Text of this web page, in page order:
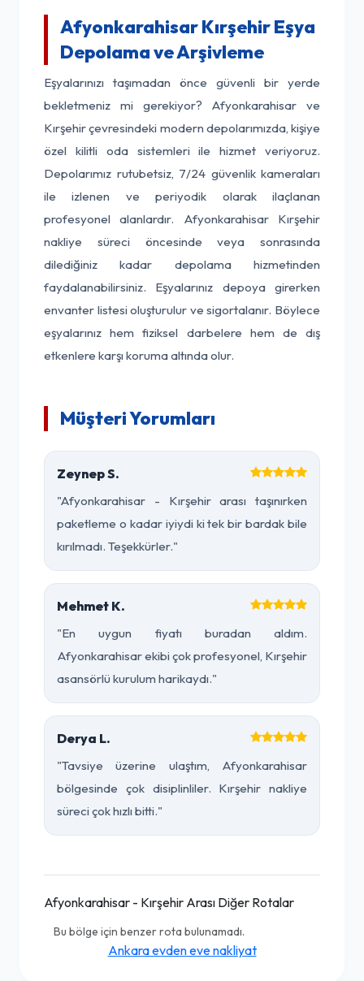
Afyonkarahisar Kırşehir Eşya
Depolama ve Arşivleme
Eşyalarınızı taşımadan önce güvenli bir yerde
bekletmeniz mi gerekiyor? Afyonkarahisar ve
Kırşehir çevresindeki modern depolarımızda, kişiye
özel kilitli oda sistemleri ile hizmet veriyoruz.
Depolarımız rutubetsiz, 7/24 güvenlik kameraları
ile izlenen ve periyodik olarak ilaçlanan
profesyonel alanlardır. Afyonkarahisar Kırşehir
nakliye süreci öncesinde veya sonrasında
dilediğiniz kadar depolama hizmetinden
faydalanabilirsiniz. Eşyalarınız depoya girerken
envanter listesi oluşturulur ve sigortalanır. Böylece
eşyalarınız hem fiziksel darbelere hem de dış
etkenlere karşı koruma altında olur.
Müşteri Yorumları
Zeynep S.
"Afyonkarahisar - Kırşehir arası taşınırken
paketleme o kadar iyiydi ki tek bir bardak bile
kırılmadı. Teşekkürler."
Mehmet K.
"En uygun fiyatı buradan aldım.
Afyonkarahisar ekibi çok profesyonel, Kırşehir
asansörlü kurulum harikaydı."
Derya L.
"Tavsiye üzerine ulaştım, Afyonkarahisar
bölgesinde çok disiplinliler. Kırşehir nakliye
süreci çok hızlı bitti."
Afyonkarahisar - Kırşehir Arası Diğer Rotalar
Bu bölge için benzer rota bulunamadı.
Ankara evden eve nakliyat